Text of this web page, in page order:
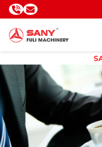
SANY VIỆT NAM